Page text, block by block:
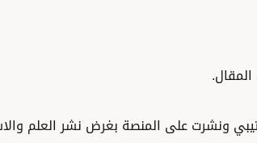
على المنصة بغرض نشر العلم والاستفادة